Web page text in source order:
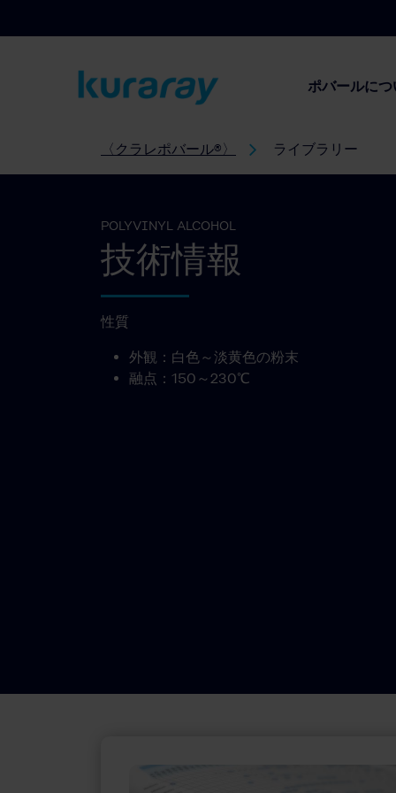
ポバールに
〈クラレポバール®〉 ライブラリー
POLYVINYL ALCOHOL
技術情報
性質
外観：白色～淡黄色の粉末
融点：150～230℃